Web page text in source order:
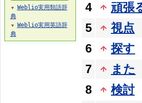
4
頑張
5
視点
6
探す
7
また
8
検討
▼
Weblio実用類語辞
典
▼
Weblio実用英語辞
典